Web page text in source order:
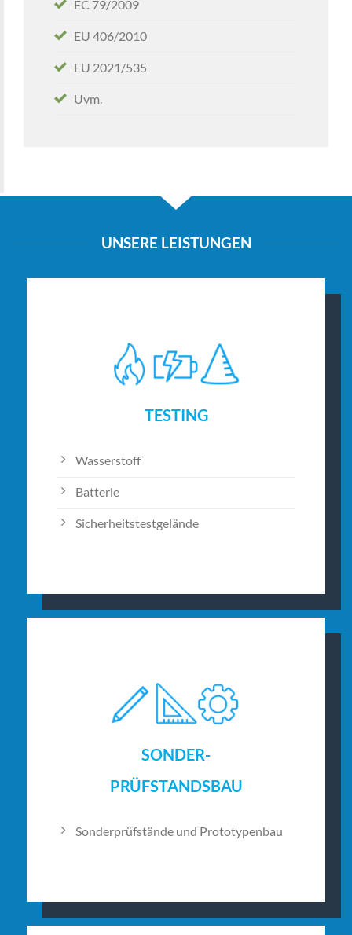
EC 79/2009
EU 406/2010
EU 2021/535
Uvm.
UNSERE LEISTUNGEN
TESTING
Wasserstoff
Batterie
Sicherheitstestgelände
SONDER-
PRÜFSTANDSBAU
Sonderprüfstände und Prototypenbau